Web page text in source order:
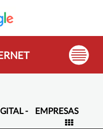
- EMPRESAS